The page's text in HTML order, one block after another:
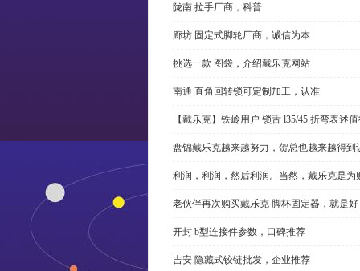
陇南 拉手厂商，科普
廊坊 固定式脚轮厂商，诚信为本
挑选一款 图袋，介绍戴乐克网站
南通 直角回转锁可定制加工，认准
【戴乐克】铁岭用户 锁舌 l35/45 折弯表述
盘锦戴乐克越来越努力，贺总也越来越得到
利润，利润，然后利润。当然，戴乐克是为
老伙伴再次购买戴乐克 脚杯固定器，就是
开封 b型连接件参数，口碑推荐
吉安 隐藏式铰链批发，企业推荐